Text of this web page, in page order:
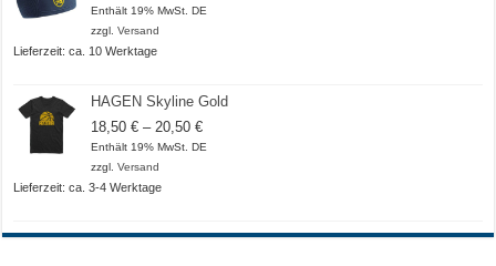
Enthält 19% MwSt. DE
zzgl.Versand
Lieferzeit: ca. 10 Werktage
HAGEN Skyline Gold
18,50€ – 20,50€Preisspanne:
18,50 €
Enthält 19% MwSt. DE
zzgl.Versand
Lieferzeit: ca. 3-4 Werktage